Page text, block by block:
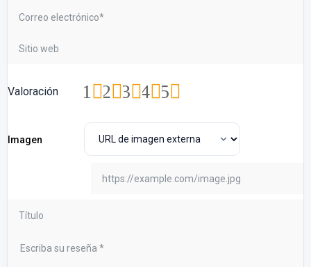
Valoración 5
4
3
2
1
Imagen